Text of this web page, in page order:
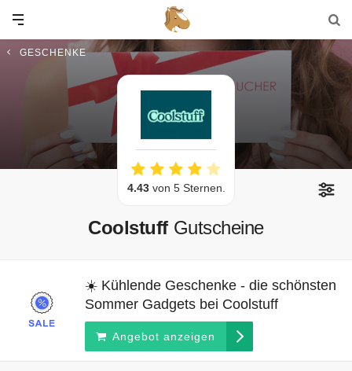
GESCHENKE
4.43von 5 Sternen.
Coolstuff Gutscheine
☀️ Kühlende Geschenke - die schönsten
Sommer Gadgets bei Coolstuff
Angebot anzeigen